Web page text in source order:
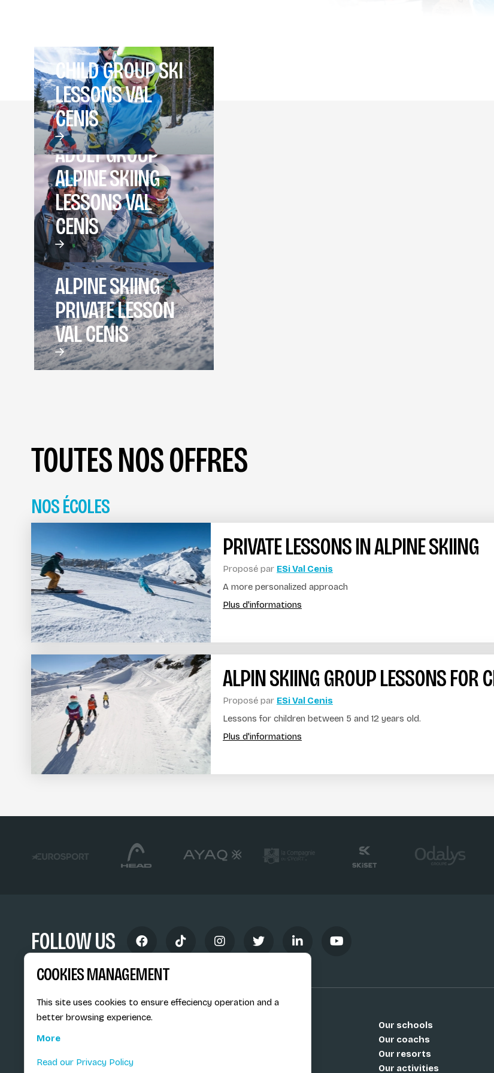
CHILD GROUP SKI
LESSONS VAL
CENIS
ADULT GROUP
ALPINE SKIING
LESSONS VAL
CENIS
ALPINE SKIING
PRIVATE LESSON
VAL CENIS
TOUTES NOS OFFRES
NOS ÉCOLES
PRIVATE LESSONS IN ALPINE SKIING
Proposé par ESi Val Cenis
A more personalized approach
Plus d'informations
ALPIN SKIING GROUP LESSONS FOR
Proposé par ESi Val Cenis
Lessons for children between 5 and 12 years old.
Plus d'informations
FOLLOW US
Our schools
Our coachs
Our resorts
Our activities
COOKIES MANAGEMENT
This site uses cookies to ensure effeciency operation and a
better browsing experience.
More
Read our Privacy Policy